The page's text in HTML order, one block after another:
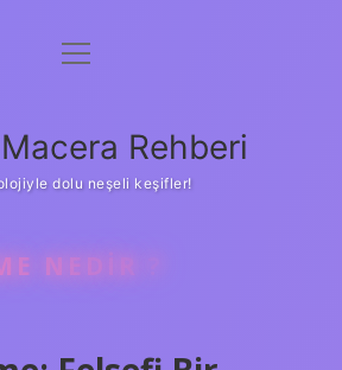
Anasayfa
Yasal Uyarı
menüyü
Rehberi
dolu neşeli keşifler!
NEDIR ?